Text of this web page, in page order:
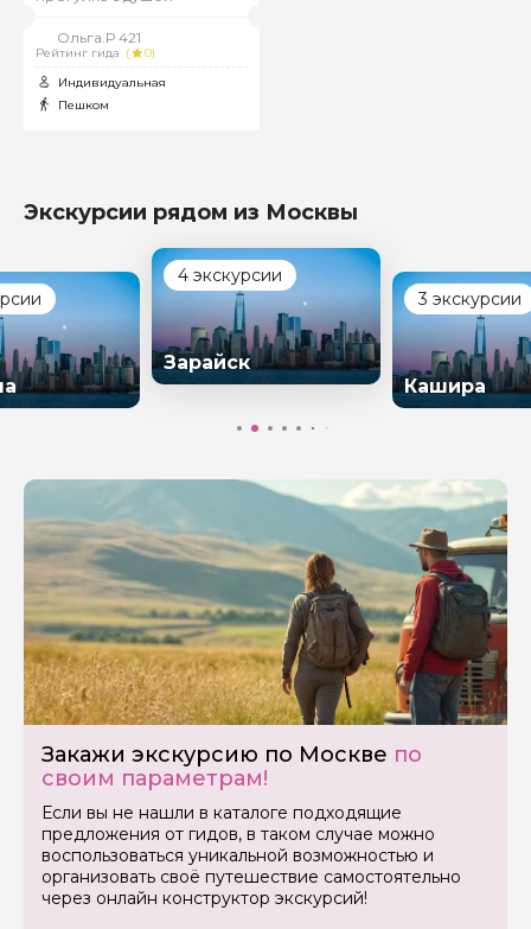
Ольга.Р 421
Рейтинг гида (
0)
Индивидуальная
Пешком
Экскурсии рядом из Москвы
4 экскурсии
Зарайск
3 экскурсии
Кашира
Закажи экскурсию по Москве по
своим параметрам!
Если вы не нашли в каталоге подходящие
предложения от гидов, в таком случае можно
воспользоваться уникальной возможностью и
организовать своё путешествие самостоятельно
через онлайн конструктор экскурсий!